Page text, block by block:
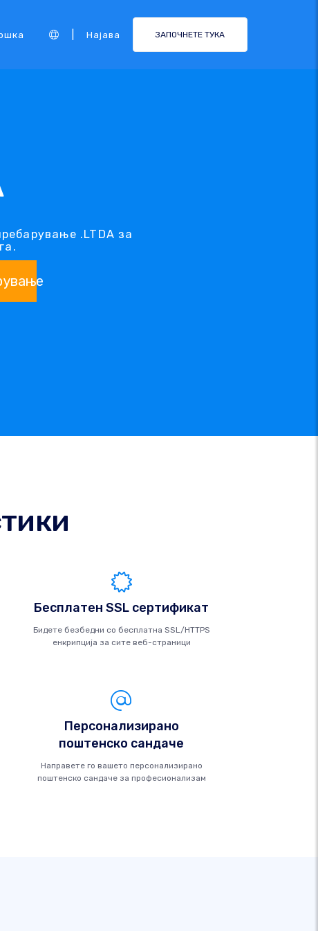
Најава ЗАПОЧНЕТЕ ТУКА
.LTDA за
Бесплатен SSL сертификат
Бидете безбедни со бесплатна SSL/HTTPS
енкрипција за сите веб-страници
Персонализирано
поштенско сандаче
Направете го вашето персонализирано
поштенско сандаче за професионализам